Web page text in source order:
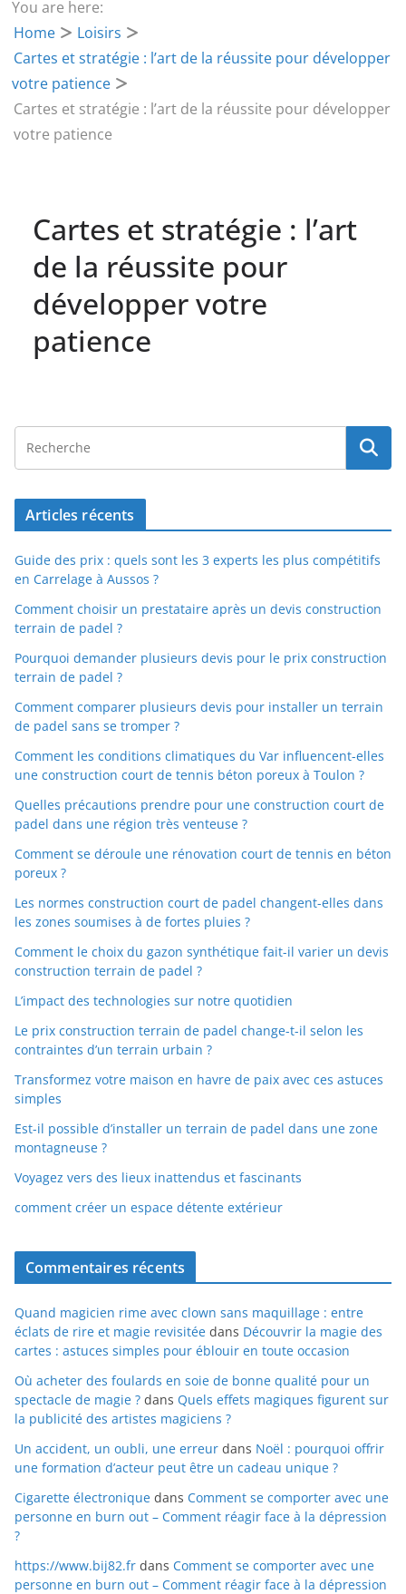
You are here:
Home
Loisirs
Cartes et stratégie : l’art de la réussite pour développer
votre patience
Cartes et stratégie : l’art de la réussite pour développer
votre patience
Cartes et stratégie : l’art
de la réussite pour
développer votre
patience
Articles récents
Guide des prix : quels sont les 3 experts les plus compétitifs
en Carrelage à Aussos ?
Comment choisir un prestataire après un devis construction
terrain de padel ?
Pourquoi demander plusieurs devis pour le prix construction
terrain de padel ?
Comment comparer plusieurs devis pour installer un terrain
de padel sans se tromper ?
Comment les conditions climatiques du Var influencent-elles
une construction court de tennis béton poreux à Toulon ?
Quelles précautions prendre pour une construction court de
padel dans une région très venteuse ?
Comment se déroule une rénovation court de tennis en béton
poreux ?
Les normes construction court de padel changent-elles dans
les zones soumises à de fortes pluies ?
Comment le choix du gazon synthétique fait-il varier un devis
construction terrain de padel ?
L’impact des technologies sur notre quotidien
Le prix construction terrain de padel change-t-il selon les
contraintes d’un terrain urbain ?
Transformez votre maison en havre de paix avec ces astuces
simples
Est-il possible d’installer un terrain de padel dans une zone
montagneuse ?
Voyagez vers des lieux inattendus et fascinants
comment créer un espace détente extérieur
Commentaires récents
Quand magicien rime avec clown sans maquillage : entre
éclats de rire et magie revisitée dans Découvrir la magie des
cartes : astuces simples pour éblouir en toute occasion
Où acheter des foulards en soie de bonne qualité pour un
spectacle de magie ? dans Quels effets magiques figurent sur
la publicité des artistes magiciens ?
Un accident, un oubli, une erreur dans Noël : pourquoi offrir
une formation d’acteur peut être un cadeau unique ?
Cigarette électronique dans Comment se comporter avec une
personne en burn out – Comment réagir face à la dépression
?
https://www.bij82.fr dans Comment se comporter avec une
personne en burn out – Comment réagir face à la dépression